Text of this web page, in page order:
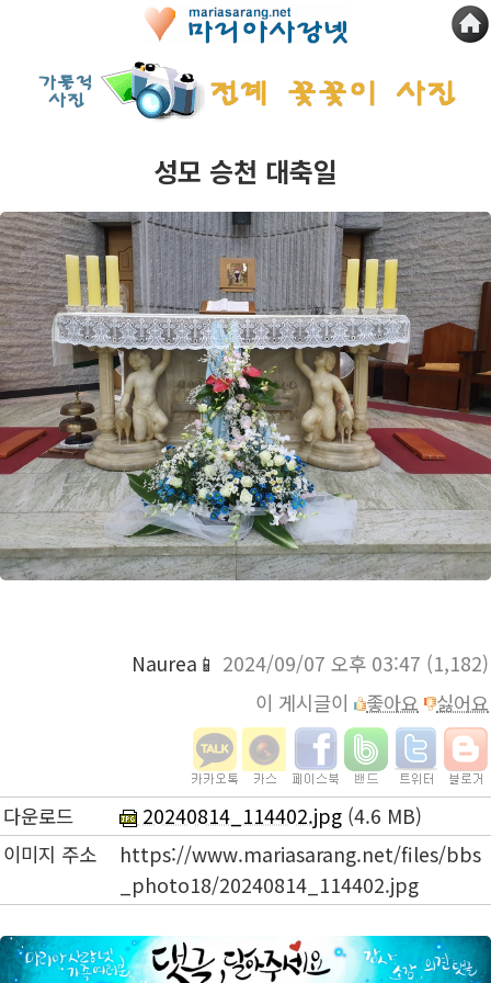
성모 승천 대축일
Naurea📱 2024/09/07 오후 03:47 (1,182)
이 게시글이
좋아요 싫어요
다운로드 20240814_114402.jpg (4.6 MB)
이미지 주소
https://www.mariasarang.net/files/bbs
_photo18/20240814_114402.jpg